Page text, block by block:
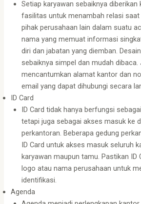
Setiap karyawan sebaiknya diberikan
fasilitas untuk menambah relasi
pihak perusahaan lain dalam suatu
nama yang memuat informasi
diri dan jabatan yang diemban.
sebaiknya simpel dan mudah
mencantumkan alamat kantor dan
email yang dapat dihubungi secara
ID Card
ID Card tidak hanya berfungsi
tetapi juga sebagai akses masuk ke
perkantoran. Beberapa gedung
ID Card untuk akses masuk seluruh
karyawan maupun tamu. Pastikan ID
logo atau nama perusahaan untuk
identifikasi.
Agenda